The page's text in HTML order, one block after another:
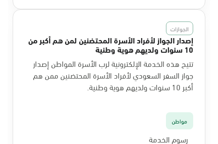
الجوازات
إصدار الجواز لأفراد الأسرة المحتضنين لمن هم أكبر من
10 سنوات ولديهم هوية وطنية
تتيح هذه الخدمة الإلكترونية لرب الأسرة المواطن إصدار
جواز السفر السعودي لأفراد الأسرة المحتضنين ممن هم
أكبر 10 سنوات ولديهم هوية وطنية.
مواطن
رسوم الخدمة